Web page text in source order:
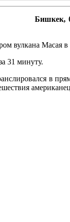
Бишкек,
вулкана Масая в
31 минуту.
в